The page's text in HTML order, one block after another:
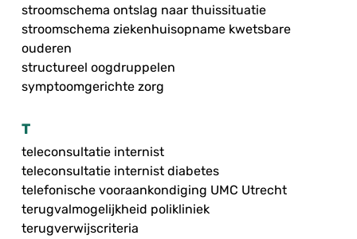
stroomschema ontslag naar thuissituatie
stroomschema ziekenhuisopname kwetsbare
ouderen
structureel oogdruppelen
symptoomgerichte zorg
T
teleconsultatie internist
teleconsultatie internist diabetes
telefonische vooraankondiging UMC Utrecht
terugvalmogelijkheid polikliniek
terugverwijscriteria